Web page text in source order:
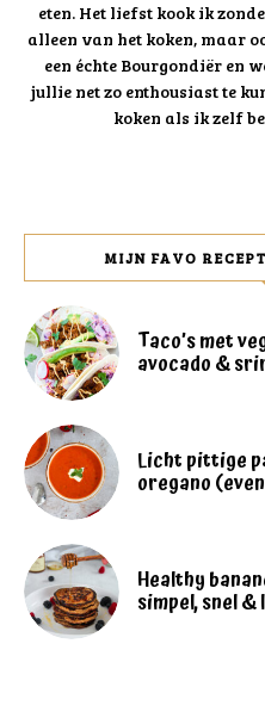
eten. Het liefst kook ik
alleen van het koken, maar
een échte Bourgondiër en
jullie net zo enthousiast te
koken als ik zelf
MIJN FAVO
Taco’s met
avocado &
Licht pittige
oregano
Healthy
simpel, snel